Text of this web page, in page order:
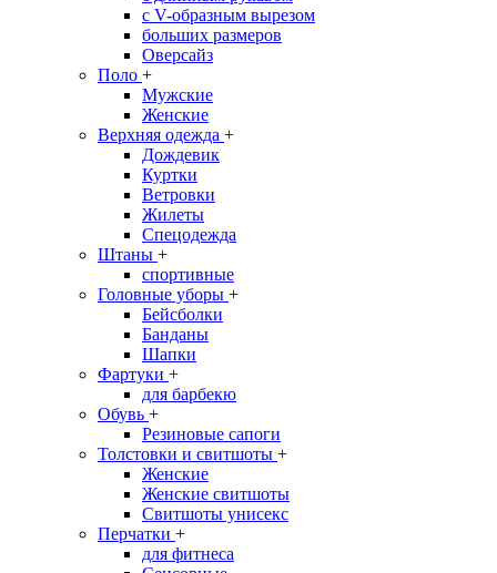
с V-образным вырезом
больших размеров
Оверсайз
Поло +
Мужские
Женские
Верхняя одежда +
Дождевик
Куртки
Ветровки
Жилеты
Спецодежда
Штаны +
спортивные
Головные уборы +
Бейсболки
Банданы
Шапки
Фартуки +
для барбекю
Обувь +
Резиновые сапоги
Толстовки и свитшоты +
Женские
Женские свитшоты
Свитшоты унисекс
Перчатки +
для фитнеса